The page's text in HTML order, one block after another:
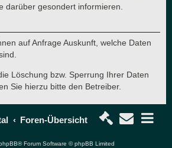
darüber gesondert informieren.
auf Anfrage Auskunft, welche Daten
Löschung bzw. Sperrung Ihrer Daten
Sie hierzu bitte den Betreiber.
Foren-Übersicht
® Forum Software © phpBB Limited